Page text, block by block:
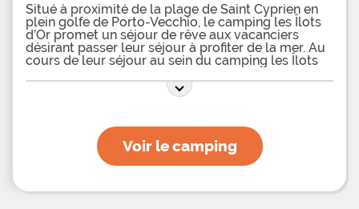
Situé à proximité de la plage de Saint Cyprien en
plein golfe de Porto-Vecchio, le camping les Îlots
d’Or promet un séjour de rêve aux vacanciers
désirant passer leur séjour à profiter de la mer. Au
cours de leur séjour au sein du camping les Îlots
proximité avec une superbe plage de sable. Une
aire de jeux pour les enfants est mise à disposition
un baby-foot. Un service de dépôt de pain et de
viennoiseries est proposé afin de pouvoir savourer
de délicieux petit-déjeuner. Le bar-restaurant du
camping propose aux vacanciers de profiter d’une
Des soirées karaoké sont organisées pour les
Voir le camping